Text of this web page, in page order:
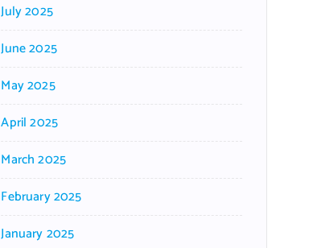
July 2025
June 2025
May 2025
April 2025
March 2025
February 2025
January 2025